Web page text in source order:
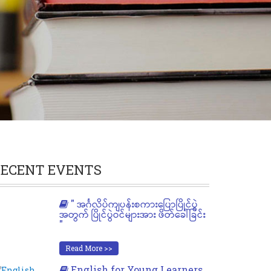
EVENTS
" အင်္ဂလိပ်ကျပန်းစကားပြောပြိုင်ပွဲ
အတွက် ပြိုင်ပွဲဝင်များအား ဖိတ်ခေါ်ခြင်း
"
Read More >>